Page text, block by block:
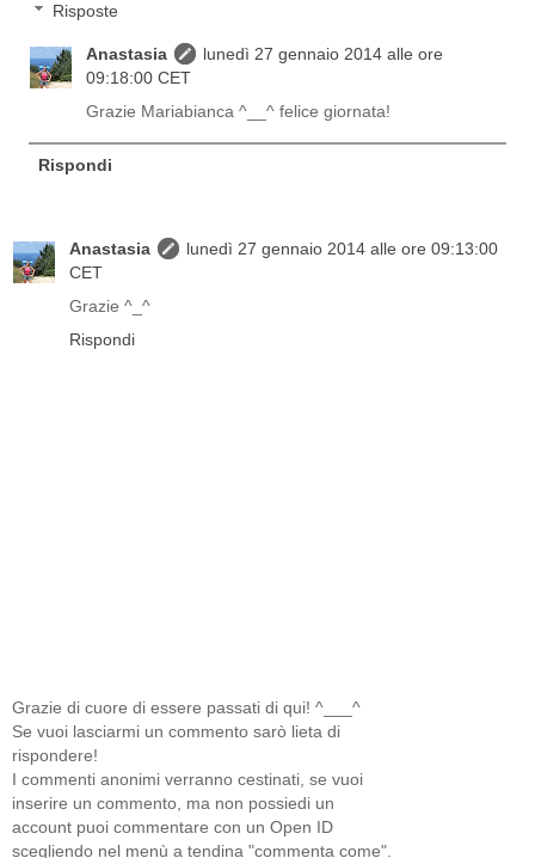
Risposte
Anastasia
lunedì 27 gennaio 2014 alle ore
09:18:00 CET
Grazie Mariabianca ^__^ felice giornata!
Rispondi
Anastasia
lunedì 27 gennaio 2014 alle ore 09:13:00
CET
Grazie ^_^
Rispondi
Grazie di cuore di essere passati di qui! ^___^
Se vuoi lasciarmi un commento sarò lieta di
rispondere!
I commenti anonimi verranno cestinati, se vuoi
inserire un commento, ma non possiedi un
account puoi commentare con un Open ID
scegliendo nel menù a tendina "commenta come".